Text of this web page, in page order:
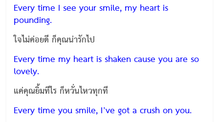
Every time I see your smile, my heart is
pounding.
ใจไม่ค่อยดี ก็คุณน่ารักไป
Every time my heart is shaken cause you are so
lovely.
แค่คุณยิ้มทีไร ก็หวั่นไหวทุกที
Every time you smile, I’ve got a crush on you.